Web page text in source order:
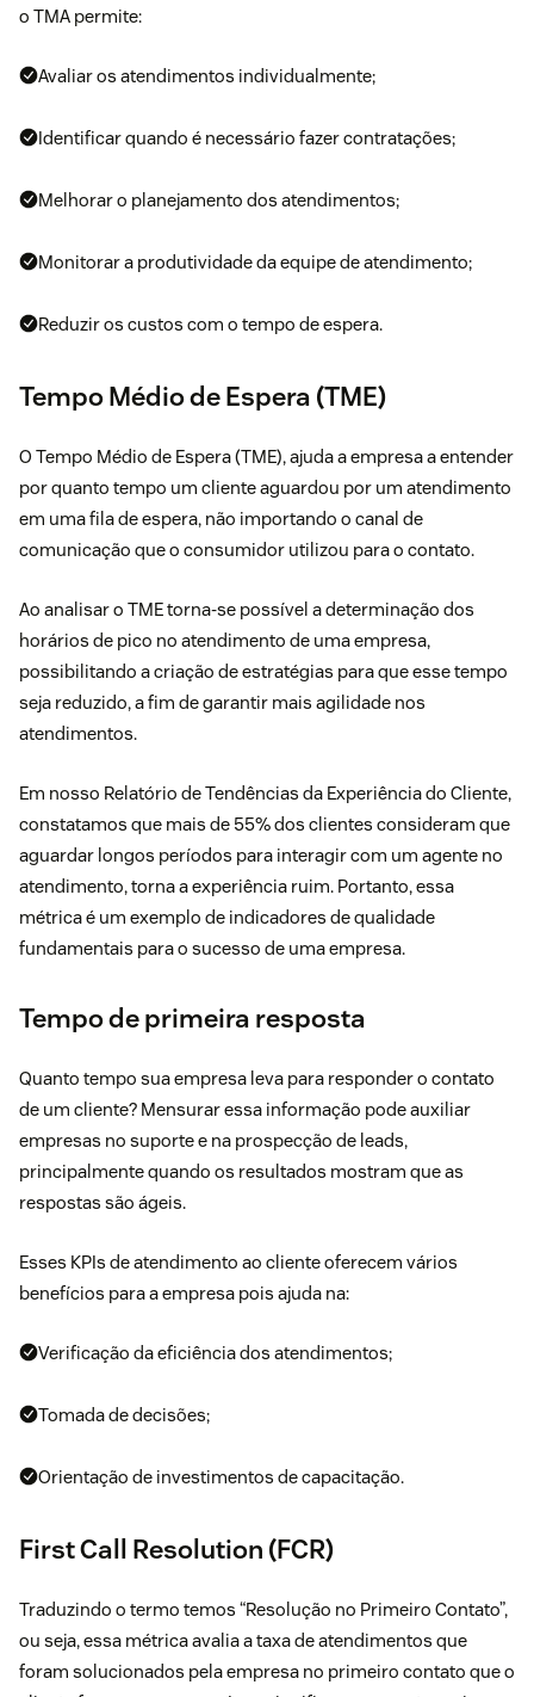
o TMA permite:
Avaliar os atendimentos individualmente;
Identificar quando é necessário fazer contratações;
Melhorar o planejamento dos atendimentos;
Monitorar a produtividade da equipe de atendimento;
Reduzir os custos com o tempo de espera.
Tempo Médio de Espera (TME)
O Tempo Médio de Espera (TME), ajuda a empresa a entender
por quanto tempo um cliente aguardou por um atendimento
em uma fila de espera, não importando o canal de
comunicação que o consumidor utilizou para o contato.
Ao analisar o TME torna-se possível a determinação dos
horários de pico no atendimento de uma empresa,
possibilitando a criação de estratégias para que esse tempo
seja reduzido, a fim de garantir mais agilidade nos
atendimentos.
Em nosso Relatório de Tendências da Experiência do Cliente,
constatamos que mais de 55% dos clientes consideram que
aguardar longos períodos para interagir com um agente no
atendimento, torna a experiência ruim. Portanto, essa
métrica é um exemplo de indicadores de qualidade
fundamentais para o sucesso de uma empresa.
Tempo de primeira resposta
Quanto tempo sua empresa leva para responder o contato
de um cliente? Mensurar essa informação pode auxiliar
empresas no suporte e na prospecção de leads,
principalmente quando os resultados mostram que as
respostas são ágeis.
Esses KPIs de atendimento ao cliente oferecem vários
benefícios para a empresa pois ajuda na:
Verificação da eficiência dos atendimentos;
Tomada de decisões;
Orientação de investimentos de capacitação.
First Call Resolution (FCR)
Traduzindo o termo temos “Resolução no Primeiro Contato”,
ou seja, essa métrica avalia a taxa de atendimentos que
foram solucionados pela empresa no primeiro contato que o